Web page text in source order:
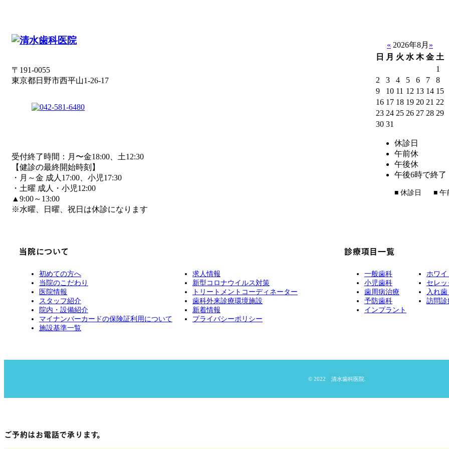
〒191-0055
東京都日野市西平山1-26-17
受付終了時間：月〜金18:00、土12:30
【健診の最終開始時刻】
・月～金 成人17:00、小児17:30
・土曜 成人・小児12:00
▲9:00～13:00
※水曜、日曜、祝日は休診になります
« 2026年8月 »
日
月 火 水 木 金 土
1
2
3 4 5 6 7
8
9
10 11 12 13 14 15
16 17 18 19 20 21 22
23 24 25 26 27 28 29
30 31
休診日
午前休
午後休
午後6時で終了
■ 休診日 ■ 午
当院について
初めての方へ
当院のこだわり
医院情報
スタッフ紹介
院内・設備紹介
マイナンバーカードの保険証利用について
施設基準一覧
求人情報
新型コロナウイルス対策
トリートメントコーディネーター
歯科外来診療環境施設
新着情報
プライバシーポリシー
診療項目一覧
一般歯科
小児歯科
歯周病治療
予防歯科
インプラント
ホワ
セレッ
入れ歯
訪問診
© 2022 清水歯科医院.
ご予約はお電話で承ります。